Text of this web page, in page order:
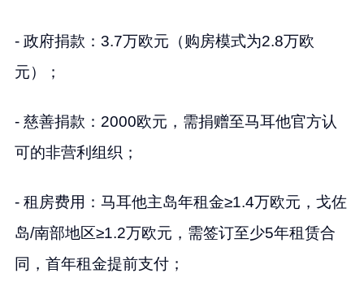
- 政府捐款：3.7万欧元（购房模式为2.8万欧
元）；
- 慈善捐款：2000欧元，需捐赠至马耳他官方认
可的非营利组织；
- 租房费用：马耳他主岛年租金≥1.4万欧元，戈佐
岛/南部地区≥1.2万欧元，需签订至少5年租赁合
同，首年租金提前支付；